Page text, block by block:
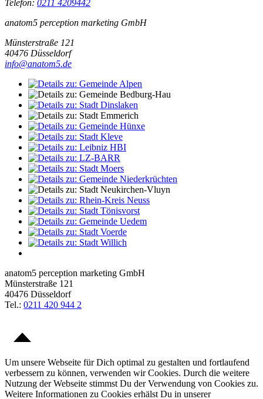
Telefon: 0211 4209442
anatom5 perception marketing GmbH
Münsterstraße 121
40476 Düsseldorf
info@anatom5.de
anatom5 perception marketing GmbH
Münsterstraße 121
40476 Düsseldorf
Tel.: 0211 420 944 2
Um unsere Webseite für Dich optimal zu gestalten und fortlaufend
verbessern zu können, verwenden wir Cookies. Durch die weitere
Nutzung der Webseite stimmst Du der Verwendung von Cookies zu.
Weitere Informationen zu Cookies erhälst Du in unserer